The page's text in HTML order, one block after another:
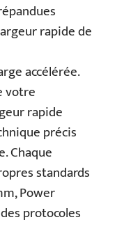
rapide de
accélérée.
votre
rapide
précis
Chaque
standards
Power
protocoles